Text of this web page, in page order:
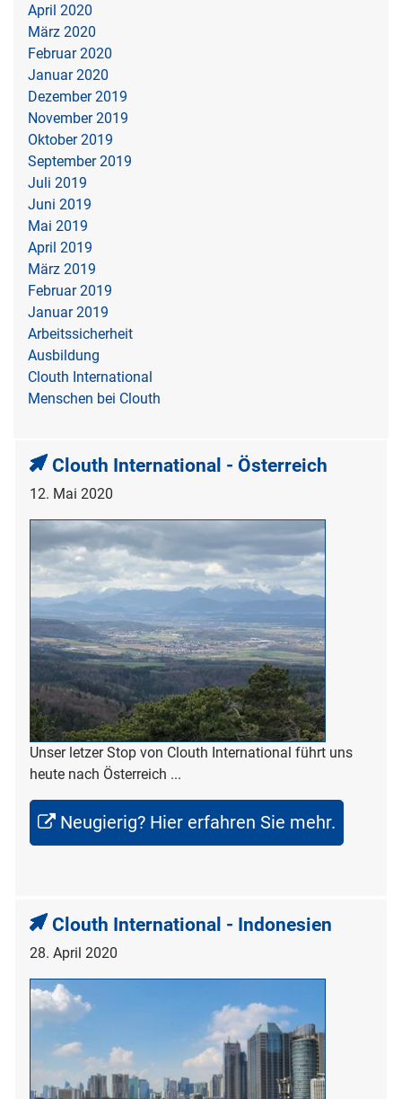
April 2020
März 2020
Februar 2020
Januar 2020
Dezember 2019
November 2019
Oktober 2019
September 2019
Juli 2019
Juni 2019
Mai 2019
April 2019
März 2019
Februar 2019
Januar 2019
Arbeitssicherheit
Ausbildung
Clouth International
Menschen bei Clouth
Clouth International - Österreich
12. Mai 2020
Unser letzer Stop von Clouth International führt uns
heute nach Österreich ...
Neugierig? Hier erfahren Sie mehr.
Clouth International - Indonesien
28. April 2020